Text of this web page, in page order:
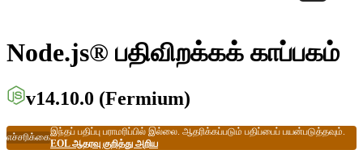
Node.js® பதிவிறக்கக் காப்பகம்
v14.10.0 (Fermium)
எச்சரிக்கை
இந்தப் பதிப்பு பராமரிப்பில் இல்லை. ஆதரிக்கப்படும் பதிப்பைப் பயன்படுத்தவும்.
EOL ஆதரவு குறித்து அறிய